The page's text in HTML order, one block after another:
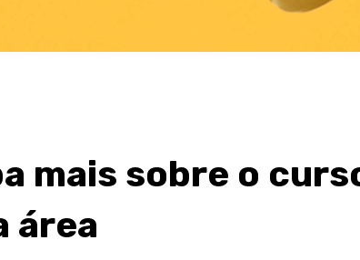
mais sobre o
área